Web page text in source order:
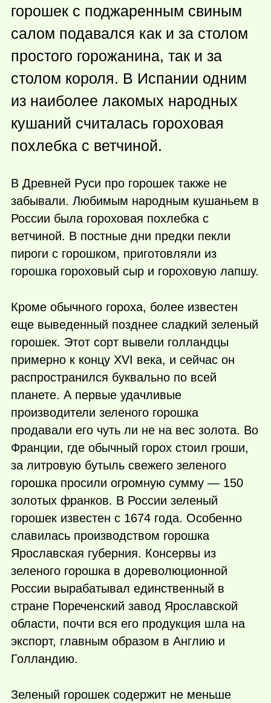
горошек с поджаренным свиным
салом подавался как и за столом
простого горожанина, так и за
столом короля. В Испании одним
из наиболее лакомых народных
кушаний считалась гороховая
похлебка с ветчиной.
В Древней Руси про горошек также не
забывали. Любимым народным кушаньем в
России была гороховая похлебка с
ветчиной. В постные дни предки пекли
пироги с горошком, приготовляли из
горошка гороховый сыр и гороховую лапшу.
Кроме обычного гороха, более известен
еще выведенный позднее сладкий зеленый
горошек. Этот сорт вывели голландцы
примерно к концу XVI века, и сейчас он
распространился буквально по всей
планете. А первые удачливые
производители зеленого горошка
продавали его чуть ли не на вес золота. Во
Франции, где обычный горох стоил гроши,
за литровую бутыль свежего зеленого
горошка просили огромную сумму — 150
золотых франков. В России зеленый
горошек известен с 1674 года. Особенно
славилась производством горошка
Ярославская губерния. Консервы из
зеленого горошка в дореволюционной
России вырабатывал единственный в
стране Пореченский завод Ярославской
области, почти вся его продукция шла на
экспорт, главным образом в Англию и
Голландию.
Зеленый горошек содержит не меньше